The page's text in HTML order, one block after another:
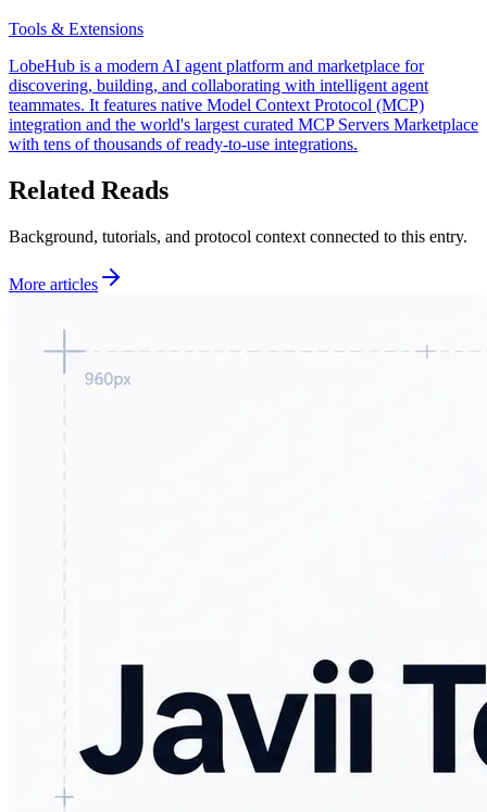
Tools & Extensions
LobeHub is a modern AI agent platform and marketplace for
discovering, building, and collaborating with intelligent agent
teammates. It features native Model Context Protocol (MCP)
integration and the world's largest curated MCP Servers Marketplace
with tens of thousands of ready-to-use integrations.
Related Reads
Background, tutorials, and protocol context connected to this entry.
More articles